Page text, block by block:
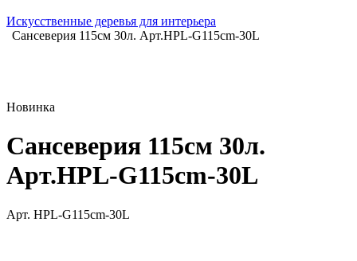
Искусственные деревья для интерьера
Сансеверия 115см 30л. Арт.HPL-G115cm-30L
Новинка
Сансеверия 115см 30л.
Арт.HPL-G115cm-30L
Арт. HPL-G115cm-30L